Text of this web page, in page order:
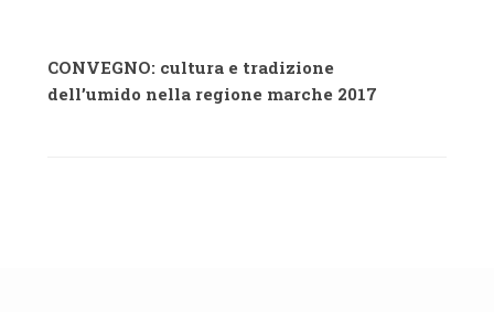
CONVEGNO: cultura e tradizione
dell’umido nella regione marche 2017